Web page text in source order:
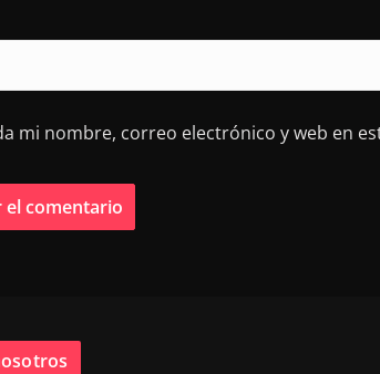
mi nombre, correo electrónico y web en